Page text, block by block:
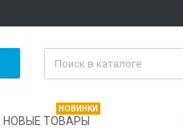
НОВЫЕ ТОВАРЫ
НОВИНКИ